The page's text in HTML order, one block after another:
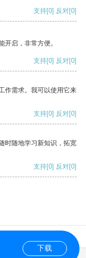
支持[0] 反对[0]
开启，非常方便。
支持[0] 反对[0]
作需求。我可以使用它来
支持[0] 反对[0]
时随地学习新知识，拓宽
支持[0] 反对[0]
下载